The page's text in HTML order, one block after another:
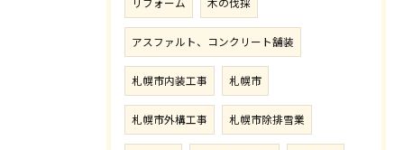
アスファルト、コンクリート舗装
札幌市内装工事 札幌市
札幌市外構工事 札幌市除排雪業